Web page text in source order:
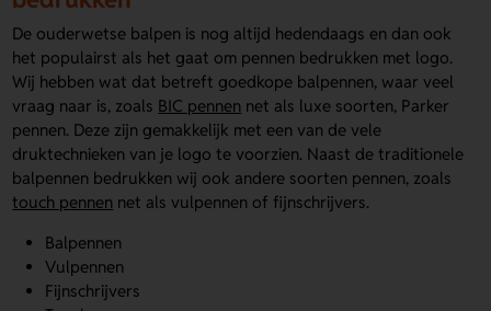
De ouderwetse balpen is nog altijd hedendaags en dan ook
het populairst als het gaat om pennen bedrukken met logo.
Wij hebben wat dat betreft goedkope balpennen, waar veel
vraag naar is, zoals BIC pennen net als luxe soorten, Parker
pennen. Deze zijn gemakkelijk met een van de vele
druktechnieken van je logo te voorzien. Naast de traditionele
balpennen bedrukken wij ook andere soorten pennen, zoals
touch pennen net als vulpennen of fijnschrijvers.
Balpennen
Vulpennen
Fijnschrijvers